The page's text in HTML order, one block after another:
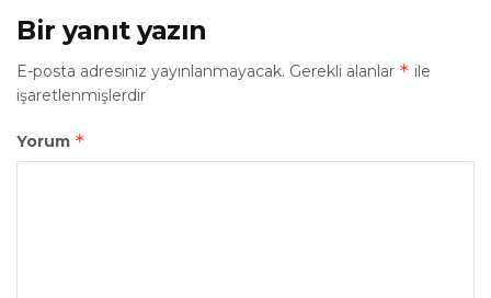
Bir yanıt yazın
E-posta adresiniz yayınlanmayacak. Gerekli alanlar * ile
işaretlenmişlerdir
Yorum *